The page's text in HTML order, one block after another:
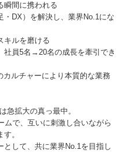
瞬間に携われる
・DX）を解決し、業界No.1にな
キルを磨ける
社員5名→20名の成長を牽引でき
カルチャーにより本質的な業務
急拡大の真っ最中。
ムで、互いに刺激し合いながら
。
して、共に業界No.1を目指し